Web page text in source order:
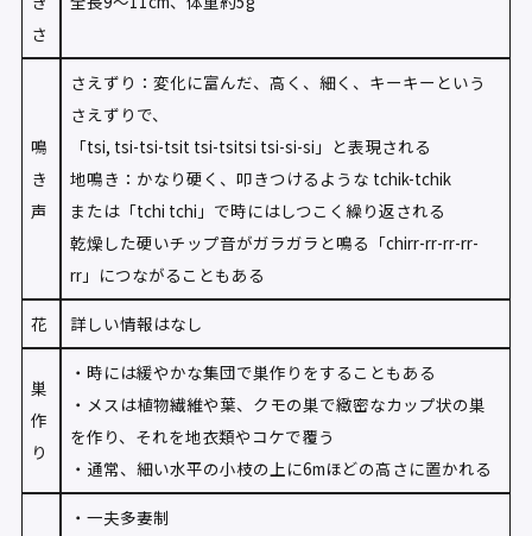
さ
鳴
き
声
さえずり：変化に富んだ、高く、細く、キーキーという
さえずりで、
「tsi, tsi-tsi-tsit tsi-tsitsi tsi-si-si」と表現される
地鳴き：かなり硬く、叩きつけるような tchik-tchik
または「tchi tchi」で時にはしつこく繰り返される
乾燥した硬いチップ音がガラガラと鳴る「chirr-rr-rr-rr-
rr」につながることもある
花 詳しい情報はなし
巣
作
り
・時には緩やかな集団で巣作りをすることもある
・メスは植物繊維や葉、クモの巣で緻密なカップ状の巣
を作り、それを地衣類やコケで覆う
・通常、細い水平の小枝の上に6mほどの高さに置かれる
・一夫多妻制